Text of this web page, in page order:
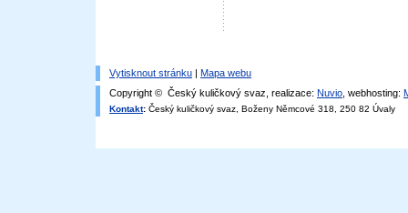
Vytisknout stránku | Mapa webu
Copyright © Český kuličkový svaz, realizace: Nuvio , webhosting:
Kontakt: Český kuličkový svaz, Boženy Němcové 318, 250 82 Úvaly